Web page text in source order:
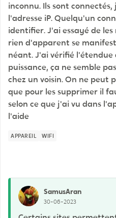
inconnu. Ils sont
l'adresse iP. Quelqu'un
identifier. J'ai essayé de
rien d'apparent se
néant. J'ai vérifié l'étendue
puissance, ça ne semble
chez un voisin. On ne peut
que pour les supprimer il
selon ce que j'ai vu dans
l'aide
APPAREIL WIFI
SamusAran
30-06-2023